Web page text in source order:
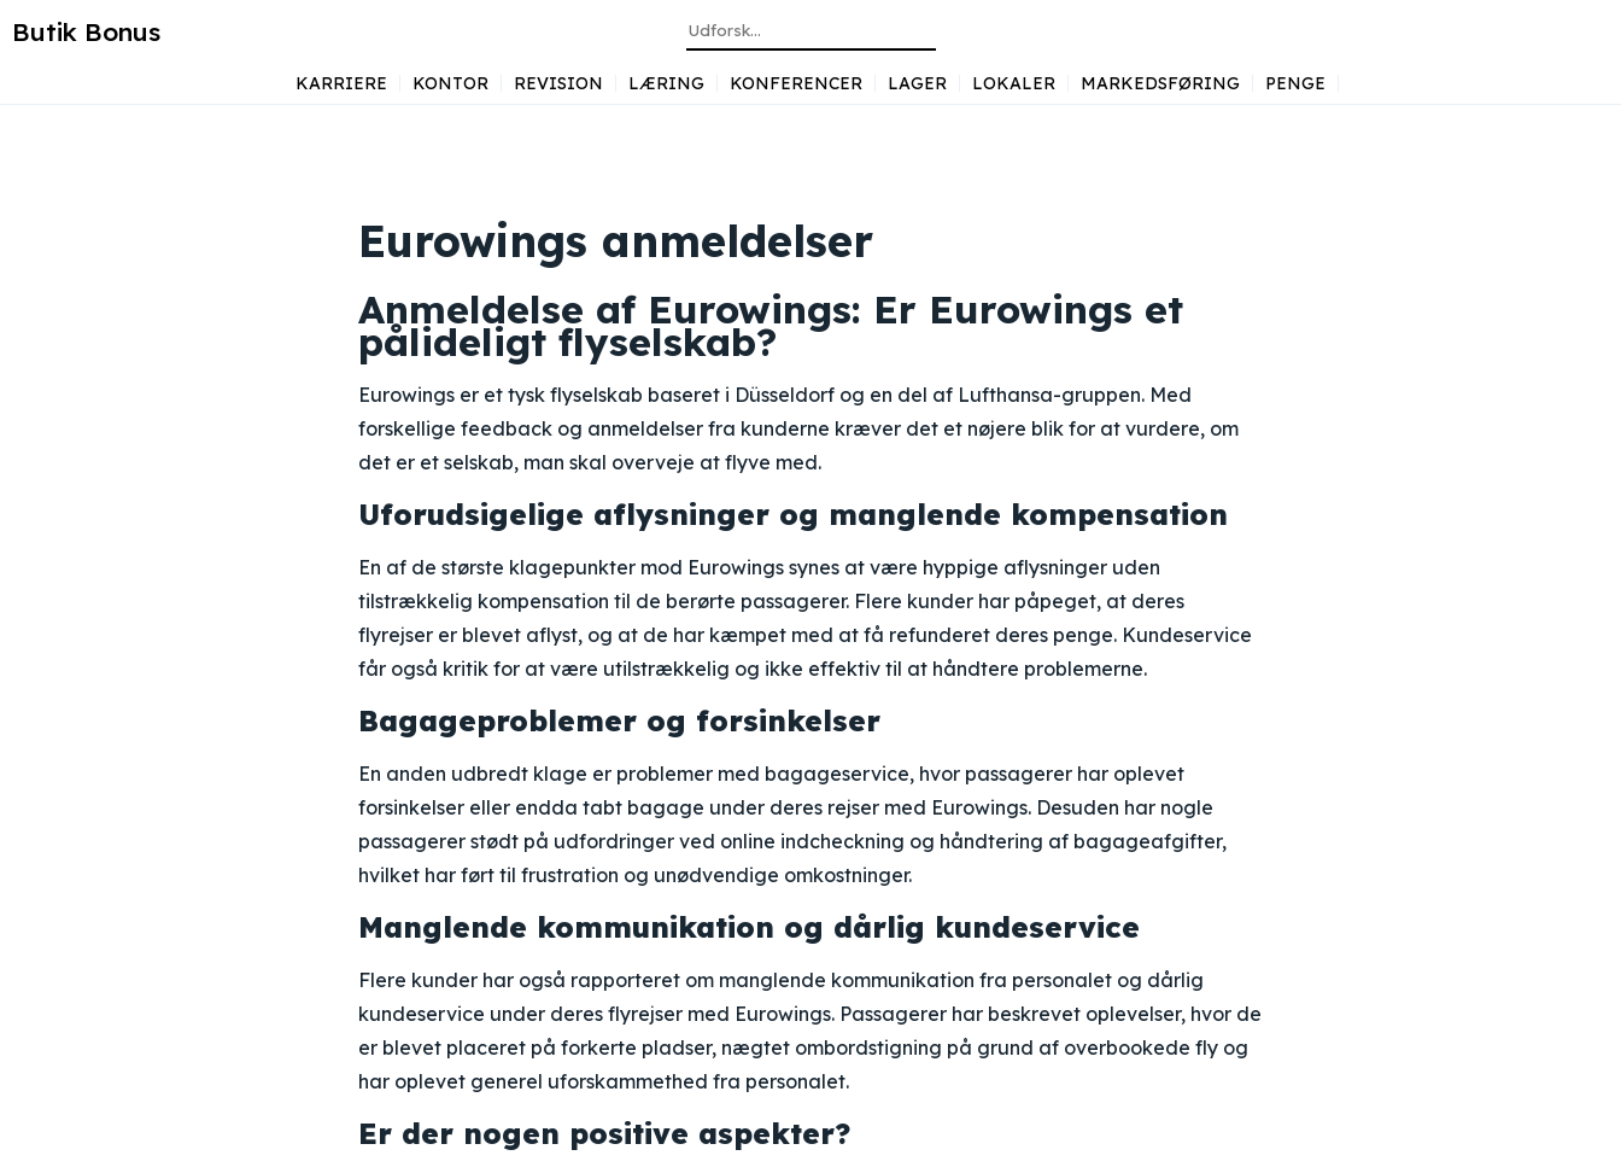
Butik Bonus
KARRIERE KONTOR REVISION LÆRING KONFERENCER LAGER LOKALER MARKEDSFØRING PENGE
Eurowings anmeldelser
Anmeldelse af Eurowings: Er Eurowings et
pålideligt flyselskab?
Eurowings er et tysk flyselskab baseret i Düsseldorf og en del af Lufthansa-gruppen. Med
forskellige feedback og anmeldelser fra kunderne kræver det et nøjere blik for at vurdere, om
det er et selskab, man skal overveje at flyve med.
Uforudsigelige aflysninger og manglende kompensation
En af de største klagepunkter mod Eurowings synes at være hyppige aflysninger uden
tilstrækkelig kompensation til de berørte passagerer. Flere kunder har påpeget, at deres
flyrejser er blevet aflyst, og at de har kæmpet med at få refunderet deres penge. Kundeservice
får også kritik for at være utilstrækkelig og ikke effektiv til at håndtere problemerne.
Bagageproblemer og forsinkelser
En anden udbredt klage er problemer med bagageservice, hvor passagerer har oplevet
forsinkelser eller endda tabt bagage under deres rejser med Eurowings. Desuden har nogle
passagerer stødt på udfordringer ved online indcheckning og håndtering af bagageafgifter,
hvilket har ført til frustration og unødvendige omkostninger.
Manglende kommunikation og dårlig kundeservice
Flere kunder har også rapporteret om manglende kommunikation fra personalet og dårlig
kundeservice under deres flyrejser med Eurowings. Passagerer har beskrevet oplevelser, hvor de
er blevet placeret på forkerte pladser, nægtet ombordstigning på grund af overbookede fly og
har oplevet generel uforskammethed fra personalet.
Er der nogen positive aspekter?